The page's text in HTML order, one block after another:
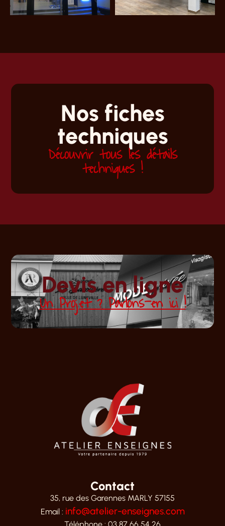
Nos fiches
techniques
Découvrir tous les détails
techniques !
Devis en ligne
Un Projet ? Parlons-en ici !
Contact
35, rue des Garennes MARLY 57155
Email : info@atelier-enseignes.com
Téléphone : 03 87 66 54 26